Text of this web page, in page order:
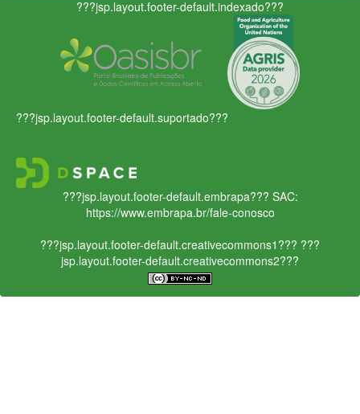
???jsp.layout.footer-default.indexado???
???jsp.layout.footer-default.suportado???
???jsp.layout.footer-default.embrapa??? SAC:
https://www.embrapa.br/fale-conosco
???jsp.layout.footer-default.creativecommons1??? ???
jsp.layout.footer-default.creativecommons2???